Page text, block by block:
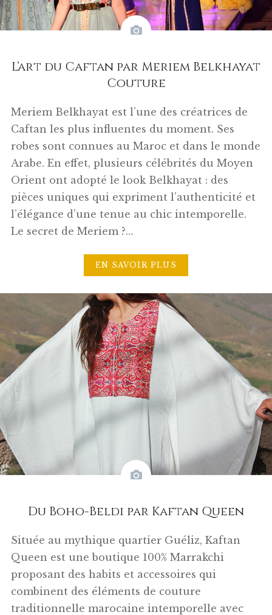
L’art du Caftan par Meriem Belkhayat
Couture
Meriem Belkhayat est l’une des créatrices de
Caftan les plus influentes du moment. Ses
robes sont connues au Maroc et dans le monde
Arabe. En effet, plusieurs célébrités du Moyen
Orient ont adopté le look Belkhayat : des
pièces uniques qui expriment l’authenticité et
l’élégance d’une tenue au chic intemporelle.
Le secret de Meriem ?…
EN SAVOIR PLUS
Du Boho-Beldi par Kaftan Queen
Située au mythique quartier Guéliz, Kaftan
Queen est une boutique 100% Marrakchi
proposant des habits et accessoires qui
combinent des éléments de couture
traditionnelle marocaine intemporelle avec